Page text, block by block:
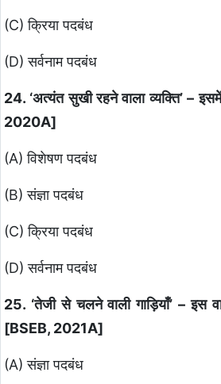
(C) क्रिया पदबंध
(D) सर्वनाम पदबंध
24. ‘अत्यंत सुखी रहने वाला व्यक्ति’ –
2020A]
(A) विशेषण पदबंध
(B) संज्ञा पदबंध
(C) क्रिया पदबंध
(D) सर्वनाम पदबंध
25. ‘तेजी से चलने वाली गाड़ियाँ’ – इस
[BSEB, 2021A]
(A) संज्ञा पदबंध